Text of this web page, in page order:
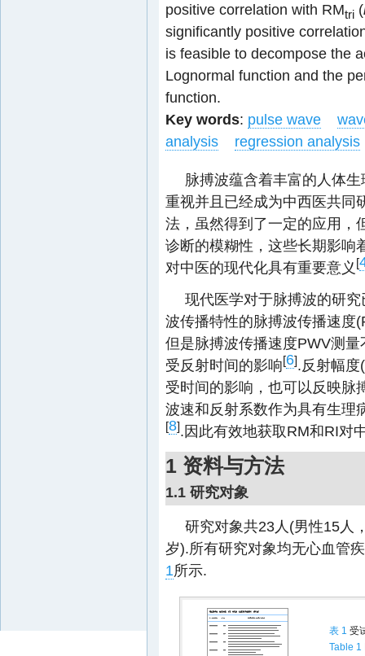
positive correlation with RMtri (
significantly positive
is feasible to decompose the
Lognormal function and the
function.
Key words: pulse wave
analysis
regression analysis
脉搏波蕴含着丰富的人体
重视并且已经成为中西医共同
法，虽然得到了一定的应用，
诊断的模糊性，这些长期影响
对中医的现代化具有重要意义 [
现代医学对于脉搏波的研
波传播特性的脉搏波传播速度
但是脉搏波传播速度PWV测
受反射时间的影响[6].反射幅度
受时间的影响，也可以反映脉
波速和反射系数作为具有生理
[8].因此有效地获取RM和RI对
1 资料与方法
1.1 研究对象
研究对象共23人(男性15人
岁).所有研究对象均无心血管
1所示.
表 1 受
Table 1